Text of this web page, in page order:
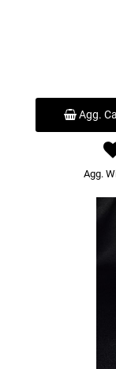
Agg.
Agg.